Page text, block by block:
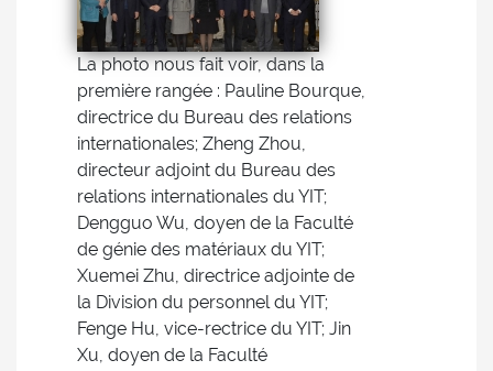
La photo nous fait voir, dans la
première rangée : Pauline Bourque,
directrice du Bureau des relations
internationales; Zheng Zhou,
directeur adjoint du Bureau des
relations internationales du YIT;
Dengguo Wu, doyen de la Faculté
de génie des matériaux du YIT;
Xuemei Zhu, directrice adjointe de
la Division du personnel du YIT;
Fenge Hu, vice-rectrice du YIT; Jin
Xu, doyen de la Faculté